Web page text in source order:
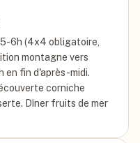
6h (4x4 obligatoire,
montagne vers
en fin d'après-midi.
corniche
Dîner fruits de mer